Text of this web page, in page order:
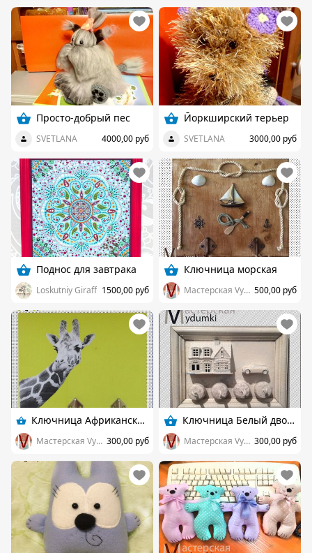
Просто-добрый пес
SVETLANA 4000,00 руб
Йоркширский терьер
SVETLANA 3000,00 руб
Поднос для завтрака
Loskutniy Giraff 1500,00 руб
Ключница морская
Мастерская Vydumki 500,00 руб
Ключница Африканские животные
Мастерская Vydumki 300,00 руб
Ключница Белый дворик
Мастерская Vydumki 300,00 руб